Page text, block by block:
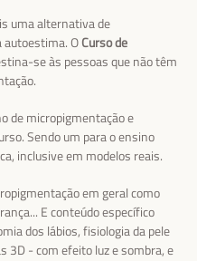
uma alternativa de
autoestima. OCurso de
se às pessoas que não têm
de micropigmentação e
Sendo um para o ensino
inclusive em modelos reais.
em geral como
E conteúdo específico
dos lábios, fisiologia da pele
3D - com efeito luz e sombra, e